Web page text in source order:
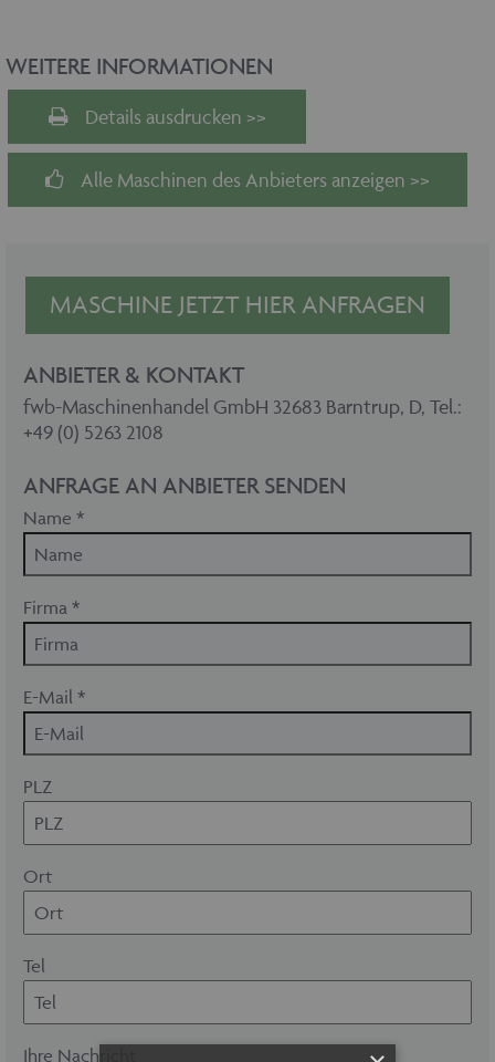
WEITERE INFORMATIONEN
Details ausdrucken >>
Alle Maschinen des Anbieters anzeigen >>
MASCHINE JETZT HIER ANFRAGEN
ANBIETER & KONTAKT
fwb-Maschinenhandel GmbH 32683 Barntrup, D, Tel.:
+49 (0) 5263 2108
ANFRAGE AN ANBIETER SENDEN
Name *
Firma *
E-Mail *
PLZ
Ort
Tel
Ihre Nachricht